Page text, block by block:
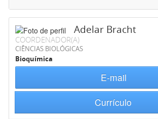
Adelar Bracht
COORDENADOR(A)
CIÊNCIAS BIOLÓGICAS
Bioquímica
E-mail
Currículo